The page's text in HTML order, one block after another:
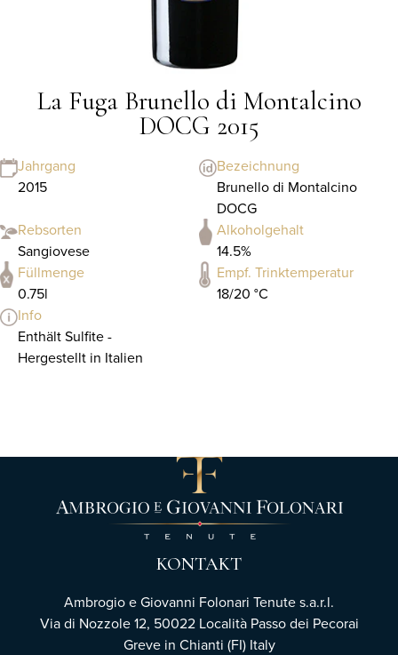
La Fuga Brunello di Montalcino
DOCG 2015
Jahrgang
2015
Bezeichnung
Brunello di Montalcino
DOCG
Rebsorten
Sangiovese
Alkoholgehalt
14.5%
Füllmenge
0.75l
Empf. Trinktemperatur
18/20 °C
Info
Enthält Sulfite -
Hergestellt in Italien
KONTAKT
Ambrogio e Giovanni Folonari Tenute s.a.r.l.
Via di Nozzole 12, 50022 Località Passo dei Pecorai
Greve in Chianti (FI) Italy